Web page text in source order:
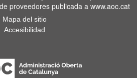
proveedores publicada a www.aoc.cat
Mapa del sitio
Accesibilidad